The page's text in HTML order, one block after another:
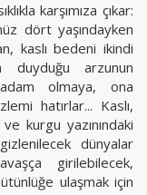
karşımıza çıkar:
dört yaşındayken
kaslı bedeni ikindi
duyduğu arzunun
olmaya, ona
hatırlar... Kaslı,
kurgu yazınındaki
dünyalar
girilebilecek,
ulaşmak için